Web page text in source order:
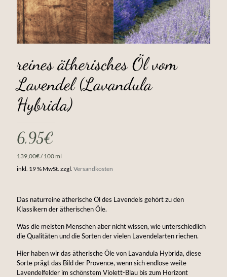
reines ätherisches Öl vom
Lavendel (Lavandula
Hybrida)
6,95€
139,00€/100 ml
inkl. 19 % MwSt. zzgl. Versandkosten
Das naturreine ätherische Öl des Lavendels gehört zu den
Klassikern der ätherischen Öle.
Was die meisten Menschen aber nicht wissen, wie unterschiedlich
die Qualitäten und die Sorten der vielen Lavendelarten riechen.
Hier haben wir das ätherische Öle von Lavandula Hybrida, diese
Sorte prägt das Bild der Provence, wenn sich endlose weite
Lavendelfelder im schönstem Violett-Blau bis zum Horizont